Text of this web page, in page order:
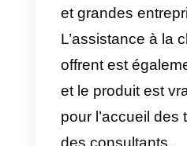
Aircallest un
les équipes
cette
de